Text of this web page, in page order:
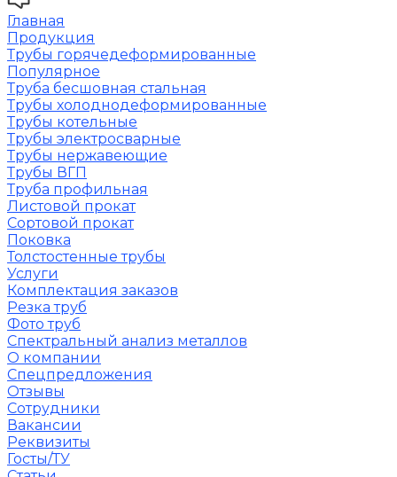
Главная
Продукция
Трубы горячедеформированные
Популярное
Труба бесшовная стальная
Трубы холоднодеформированные
Трубы котельные
Трубы электросварные
Трубы нержавеющие
Трубы ВГП
Труба профильная
Листовой прокат
Сортовой прокат
Поковка
Толстостенные трубы
Услуги
Комплектация заказов
Резка труб
Фото труб
Спектральный анализ металлов
О компании
Спецпредложения
Отзывы
Сотрудники
Вакансии
Реквизиты
Госты/ТУ